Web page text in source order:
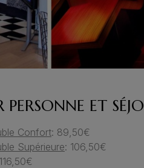
PERSONNE ET
Confort: 89,50€
Supérieure: 106,50€